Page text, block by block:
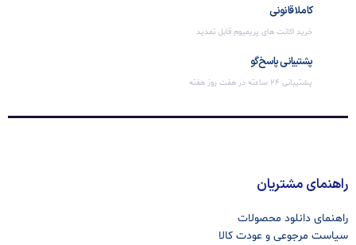
کاملا قانونی
خرید اکانت های پریمیوم قابل تمدید
پشتیبانی پاسخ‌گو
پشتیبانی 24 ساعته در هفت روز هفته
راهنمای مشتریان
راهنمای دانلود محصولات
سیاست مرجوعی و عودت کالا